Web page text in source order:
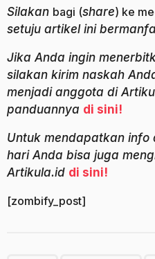
Silakan bagi (share) ke
setuju artikel ini
Jika Anda ingin
silakan kirim naskah
menjadi anggota di
panduannya di sini!
Untuk mendapatkan
hari Anda bisa juga
Artikula.id di sini!
[zombify_post]